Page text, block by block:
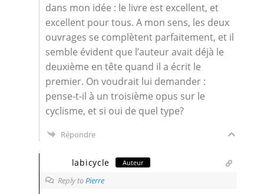
dans mon idée : le livre est excellent, et
excellent pour tous. A mon sens, les deux
ouvrages se complètent parfaitement, et il
semble évident que l’auteur avait déjà le
deuxième en tête quand il a écrit le
premier. On voudrait lui demander :
pense-t-il à un troisième opus sur le
cyclisme, et si oui de quel type?
Répondre
labicycle Auteur
Reply toPierre